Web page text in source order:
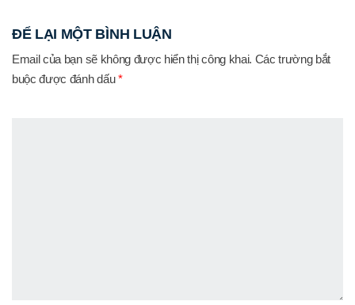
ĐỂ LẠI MỘT BÌNH LUẬN
Email của bạn sẽ không được hiển thị công khai. Các trường bắt
buộc được đánh dấu*